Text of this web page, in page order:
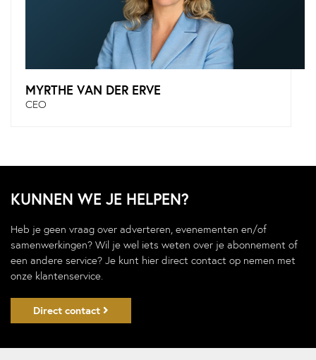
MYRTHE VAN DER ERVE
CEO
KUNNEN WE JE HELPEN?
Heb je geen vraag over adverteren, evenementen en/of
samenwerkingen? Wil je wel iets weten over je abonnement of
een andere service? Je kunt hier direct contact op nemen met
onze klantenservice.
Direct contact